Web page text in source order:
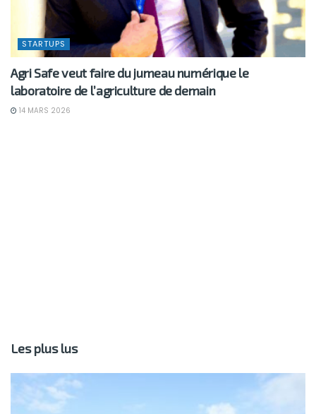
STARTUPS
Agri Safe veut faire du jumeau numérique le
laboratoire de l’agriculture de demain
14 MARS 2026
Les plus lus